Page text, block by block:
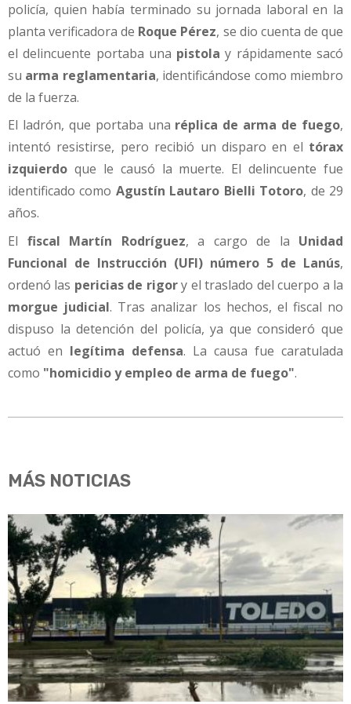
policía, quien había terminado su jornada laboral en la
planta verificadora de Roque Pérez, se dio cuenta de que
el delincuente portaba una pistola y rápidamente sacó
su arma reglamentaria, identificándose como miembro
de la fuerza.
El ladrón, que portaba una réplica de arma de fuego,
intentó resistirse, pero recibió un disparo en el tórax
izquierdo que le causó la muerte. El delincuente fue
identificado como Agustín Lautaro Bielli Totoro, de 29
años.
El fiscal Martín Rodríguez, a cargo de la Unidad
Funcional de Instrucción (UFI) número 5 de Lanús,
ordenó las pericias de rigory el traslado del cuerpo a la
morgue judicial. Tras analizar los hechos, el fiscal no
dispuso la detención del policía, ya que consideró que
actuó en legítima defensa. La causa fue caratulada
como "homicidio y empleo de arma de fuego".
MÁS NOTICIAS